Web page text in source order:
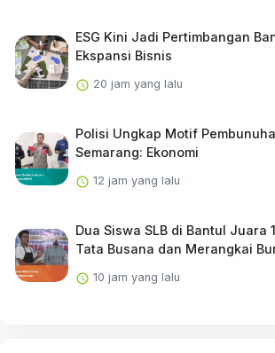
ESG Kini Jadi Pertimbangan
Ekspansi Bisnis
20 jam yang lalu
Polisi Ungkap Motif
Semarang: Ekonomi
12 jam yang lalu
Dua Siswa SLB di Bantul Juara
Tata Busana dan Merangkai
10 jam yang lalu